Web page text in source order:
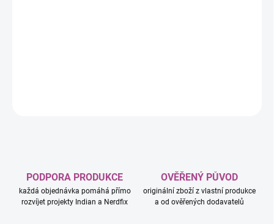
PODPORA PRODUKCE
každá objednávka pomáhá přímo
rozvíjet projekty Indian a Nerdfix
OVĚŘENÝ PŮVOD
originální zboží z vlastní produkce
a od ověřených dodavatelů